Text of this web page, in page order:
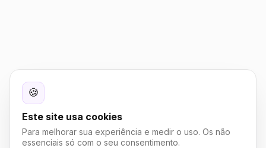
🍪
Este site usa cookies
Para melhorar sua experiência e medir o uso. Os não
essenciais só com o seu consentimento.